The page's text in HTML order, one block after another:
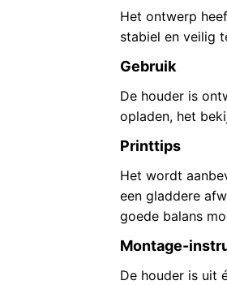
Het ontwerp
stabiel en veilig
Gebruik
De houder is
opladen, het
Printtips
Het wordt
een gladdere
goede balans
Montage-
De houder is uit